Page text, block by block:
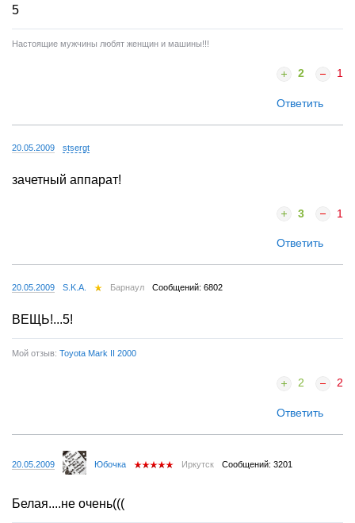
5
Настоящие мужчины любят женщин и машины!!!
2 1
Ответить
20.05.2009 stsergt
зачетный аппарат!
3 1
Ответить
20.05.2009 S.K.A. Барнаул Сообщений: 6802
ВЕЩЬ!...5!
Мой отзыв: Toyota Mark II 2000
2 2
Ответить
20.05.2009 Юбочка Иркутск Сообщений: 3201
Белая....не очень(((